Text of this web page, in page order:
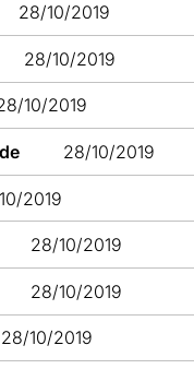
28/10/2019
28/10/2019
10/2019
28/10/2019
2019
28/10/2019
28/10/2019
28/10/2019